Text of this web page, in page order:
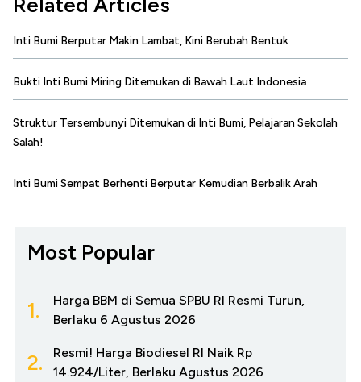
Inti Bumi Berputar Makin Lambat, Kini Berubah Bentuk
Bukti Inti Bumi Miring Ditemukan di Bawah Laut Indonesia
Struktur Tersembunyi Ditemukan di Inti Bumi, Pelajaran Sekolah
Salah!
Inti Bumi Sempat Berhenti Berputar Kemudian Berbalik Arah
Most Popular
1.
Harga BBM di Semua SPBU RI Resmi Turun,
Berlaku 6 Agustus 2026
2.
Resmi! Harga Biodiesel RI Naik Rp
14.924/Liter, Berlaku Agustus 2026